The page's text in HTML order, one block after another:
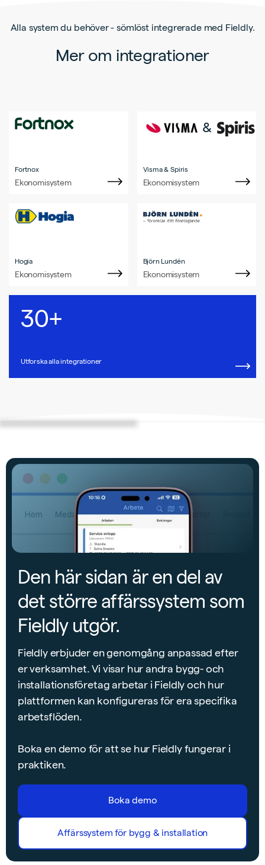
Alla system du behöver - sömlöst integrerade med Fieldly.
Mer om integrationer
Fortnox
Ekonomisystem
&
Visma & Spiris
Ekonomisystem
Hogia
Ekonomisystem
Björn Lundén
Ekonomisystem
30+
Utforska alla integrationer
Fieldly på 3 minuter
Den här sidan är en del av
det större affärssystem som
Fieldly utgör.
Fieldly erbjuder en genomgång anpassad efter
er verksamhet. Vi visar hur andra bygg- och
installationsföretag arbetar i Fieldly och hur
plattformen kan konfigureras för era specifika
arbetsflöden.
Boka en demo för att se hur Fieldly fungerar i
praktiken.
Boka demo
Affärssystem för bygg & installation